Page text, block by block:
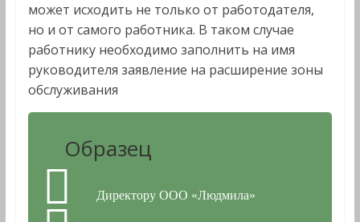
может исходить не только от работодателя,
но и от самого работника. В таком случае
работнику необходимо заполнить на имя
руководителя заявление на расширение зоны
обслуживания
Образец
Директору ООО «Людмила»